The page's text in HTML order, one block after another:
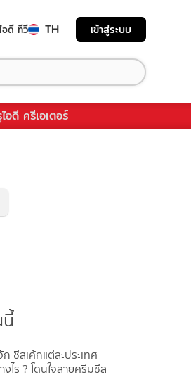
อดี ทีวี TH เข้าสู่ระบบ
อดี ครีเอเตอร์
ชีสเค้กแต่ละประเทศ
ไร ? โดนใจสายครีมชีส